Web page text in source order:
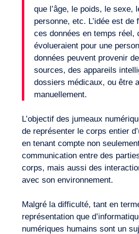
que l’âge, le poids, le sexe,
personne, etc. L’idée est de
ces données en temps réel,
évolueraient pour une
données peuvent provenir
sources, des appareils
dossiers médicaux, ou être
manuellement.
L’objectif des jumeaux
de représenter le corps entier
en tenant compte non
communication entre des
corps, mais aussi des
avec son environnement.
Malgré la difficulté, tant en
représentation que
numériques humains sont un